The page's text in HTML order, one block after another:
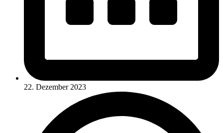
22. Dezember 2023